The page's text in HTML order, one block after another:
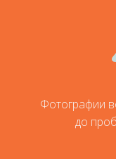
Фотографии
до